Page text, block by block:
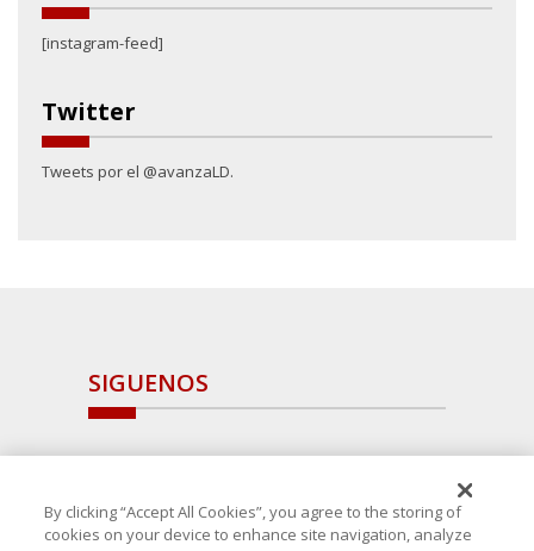
[instagram-feed]
Twitter
Tweets por el @avanzaLD.
SIGUENOS
By clicking “Accept All Cookies”, you agree to the storing of
cookies on your device to enhance site navigation, analyze